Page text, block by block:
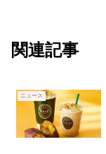
関連記事
ニュース